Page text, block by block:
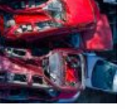
מומחים רפואיים
הרפואיות
מתביעות נזקי גוף
בית המשפט,
בחוק.